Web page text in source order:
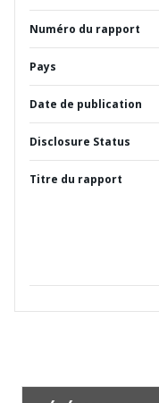
Numéro du rapport
Pays
Date de publication
Disclosure Status
Titre du rapport